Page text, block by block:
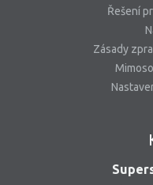
Řešení
Zásady